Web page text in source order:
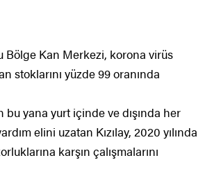
Bölge Kan Merkezi, korona virüs
stoklarını yüzde 99 oranında
yana yurt içinde ve dışında her
elini uzatan Kızılay, 2020 yılında
karşın çalışmalarını